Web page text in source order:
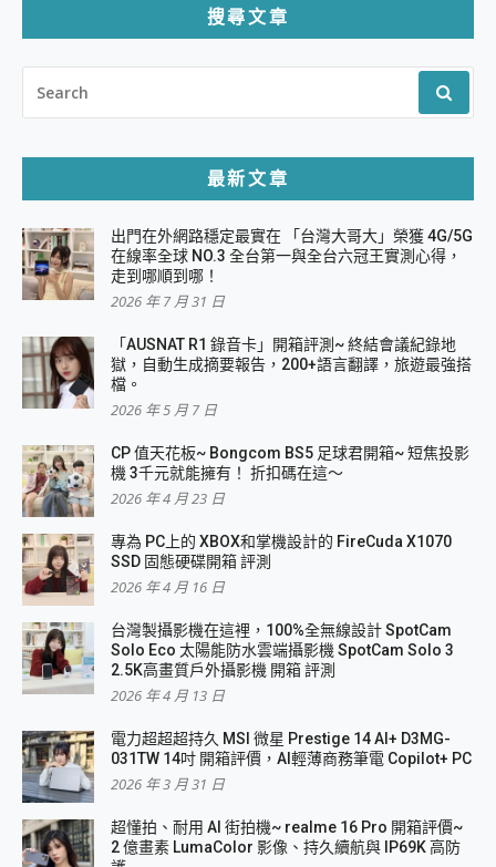
搜尋文章
FOR:
最新文章
出門在外網路穩定最實在 「台灣大哥大」榮獲 4G/5G
在線率全球 NO.3 全台第一與全台六冠王實測心得，
走到哪順到哪！
2026 年 7 月 31 日
「AUSNAT R1 錄音卡」開箱評測~ 終結會議紀錄地
獄，自動生成摘要報告，200+語言翻譯，旅遊最強搭
檔。
2026 年 5 月 7 日
CP 值天花板~ Bongcom BS5 足球君開箱~ 短焦投影
機 3千元就能擁有！ 折扣碼在這～
2026 年 4 月 23 日
專為 PC上的 XBOX和掌機設計的 FireCuda X1070
SSD 固態硬碟開箱 評測
2026 年 4 月 16 日
台灣製攝影機在這裡，100%全無線設計 SpotCam
Solo Eco 太陽能防水雲端攝影機 SpotCam Solo 3
2.5K高畫質戶外攝影機 開箱 評測
2026 年 4 月 13 日
電力超超超持久 MSI 微星 Prestige 14 AI+ D3MG-
031TW 14吋 開箱評價，AI輕薄商務筆電 Copilot+ PC
2026 年 3 月 31 日
超懂拍、耐用 AI 街拍機~ realme 16 Pro 開箱評價~
2 億畫素 LumaColor 影像、持久續航與 IP69K 高防